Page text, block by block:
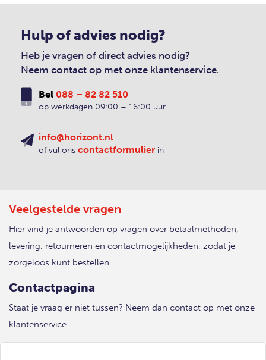
Hulp of advies nodig?
Heb je vragen of direct advies nodig?
Neem contact op met onze klantenservice.
Bel 088 – 82 82 510
op werkdagen 09:00 – 16:00 uur
info@horizont.nl
of vul ons contactformulier in
Veelgestelde vragen
Hier vind je antwoorden op vragen over betaalmethoden,
levering, retourneren en contactmogelijkheden, zodat je
zorgeloos kunt bestellen.
Contactpagina
Staat je vraag er niet tussen? Neem dan contact op met onze
klantenservice.